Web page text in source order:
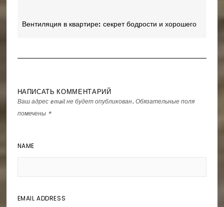
записям
Вентиляция в квартире: секрет бодрости и хорошего
НАПИСАТЬ КОММЕНТАРИЙ
Ваш адрес email не будет опубликован. Обязательные поля
помечены *
NAME
EMAIL ADDRESS